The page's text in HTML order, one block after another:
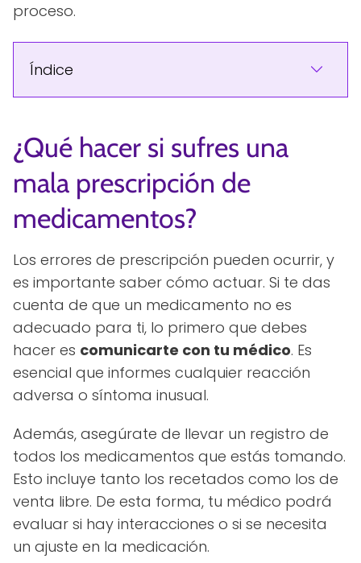
proceso.
Índice
¿Qué hacer si sufres una
mala prescripción de
medicamentos?
Los errores de prescripción pueden ocurrir, y
es importante saber cómo actuar. Si te das
cuenta de que un medicamento no es
adecuado para ti, lo primero que debes
hacer es comunicarte con tu médico. Es
esencial que informes cualquier reacción
adversa o síntoma inusual.
Además, asegúrate de llevar un registro de
todos los medicamentos que estás tomando.
Esto incluye tanto los recetados como los de
venta libre. De esta forma, tu médico podrá
evaluar si hay interacciones o si se necesita
un ajuste en la medicación.